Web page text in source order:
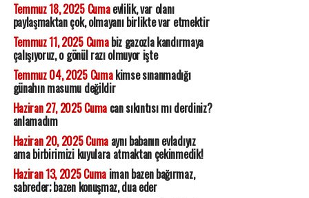
Temmuz 18, 2025 Cumaevlilik, var olanı
paylaşmaktan çok, olmayanı birlikte var etmektir
Temmuz 11, 2025 Cumabiz gazozla kandırmaya
çalışıyoruz, o gönül razı olmuyor işte
Temmuz 04, 2025 Cumakimse sınanmadığı
günahın masumu değildir
Haziran 27, 2025 Cumacan sıkıntısı mı derdiniz?
anlamadım
Haziran 20, 2025 Cumaaynı babanın evladıyız
ama birbirimizi kuyulara atmaktan çekinmedik!
Haziran 13, 2025 Cumaiman bazen bağırmaz,
sabreder; bazen konuşmaz, dua eder